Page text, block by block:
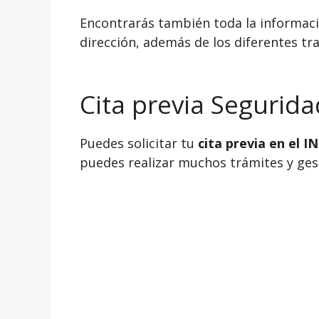
Encontrarás también toda la
dirección, además de los diferentes
Cita previa
Puedes solicitar tu cita previa en el
puedes realizar muchos trámites y